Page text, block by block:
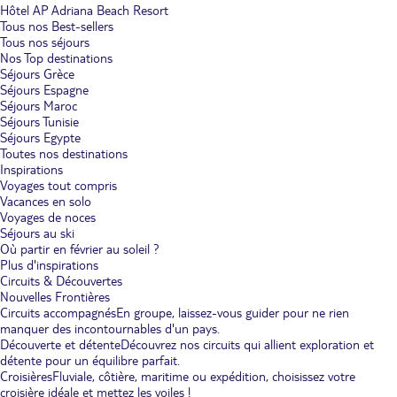
Hôtel AP Adriana Beach Resort
Tous nos Best-sellers
Tous nos séjours
Nos Top destinations
Séjours Grèce
Séjours Espagne
Séjours Maroc
Séjours Tunisie
Séjours Egypte
Toutes nos destinations
Inspirations
Voyages tout compris
Vacances en solo
Voyages de noces
Séjours au ski
Où partir en février au soleil ?
Plus d'inspirations
Circuits & Découvertes
Nouvelles Frontières
Circuits accompagnésEn groupe, laissez-vous guider pour ne rien
manquer des incontournables d'un pays.
Découverte et détenteDécouvrez nos circuits qui allient exploration et
détente pour un équilibre parfait.
CroisièresFluviale, côtière, maritime ou expédition, choisissez votre
croisière idéale et mettez les voiles !